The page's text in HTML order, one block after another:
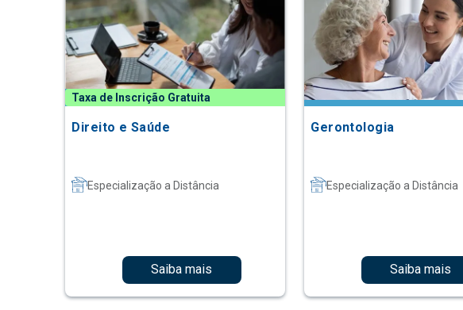
Taxa de Inscrição Gratuita
Direito e Saúde
Especialização a Distância
Saiba mais
Gerontologia
Especialização a Distância
Saiba mais